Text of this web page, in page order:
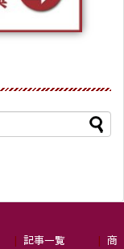
記事一覧
商